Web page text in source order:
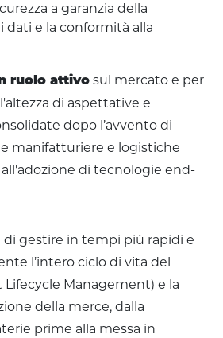
a garanzia della
dati e la conformità alla
ruolo attivo sul mercato e per
di aspettative e
dopo l’avvento di
manifatturiere e logistiche
di tecnologie end-
di gestire in tempi più rapidi e
l’intero ciclo di vita del
Management) e la
della merce, dalla
prime alla messa in